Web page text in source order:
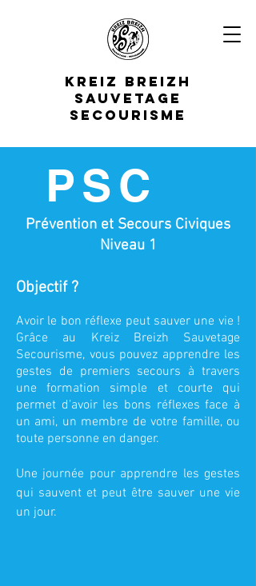
KREIZ B REIZH
SAUVETAGE
S ECOURISME
PSC
Prévention et Secours Civiques
Niveau 1
Objectif ?
Avoir le bon réflexe peut sauver une vie !
Grâce au Kreiz Breizh Sauvetage
Secourisme, vous pouvez apprendre les
gestes de premiers secours à travers
une formation simple et courte qui
permet d’avoir les bons réflexes face à
un ami, un membre de votre famille, ou
toute personne en danger.
Une journée pour apprendre les gestes
qui sauvent et peut être sauver une vie
un jour.